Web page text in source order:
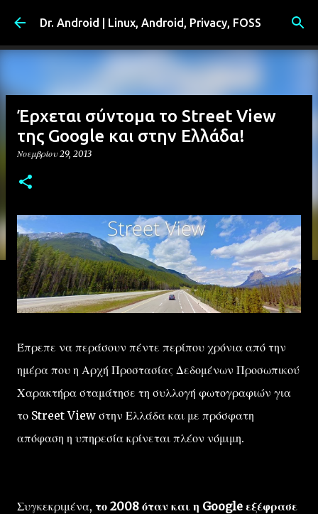
Μετάβαση στο κύριο περιεχόμενο
Dr. Android | Linux, Android, Privacy, FOSS
Έρχεται σύντομα το Street View
της Google και στην Ελλάδα!
Νοεμβρίου 29, 2013
Έπρεπε να περάσουν πέντε περίπου χρόνια από την
ημέρα που η Αρχή Προστασίας Δεδομένων Προσωπικού
Χαρακτήρα σταμάτησε τη συλλογή φωτογραφιών για
το Street View στην Ελλάδα και με πρόσφατη
απόφαση η υπηρεσία κρίνεται πλέον νόμιμη.
Συγκεκριμένα, το 2008 όταν και η Google εξέφρασε